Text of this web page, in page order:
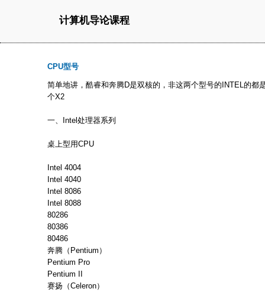
计算机导论课程
CPU型号
简单地讲，酷睿和奔腾D是双核的，非这两个型号的INTEL的都
个X2
一、Intel处理器系列
桌上型用CPU
Intel 4004
Intel 4040
Intel 8086
Intel 8088
80286
80386
80486
奔腾（Pentium）
Pentium Pro
Pentium II
赛扬（Celeron）